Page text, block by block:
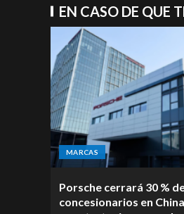
EN CASO DE QUE
MARCAS
Porsche cerrará 30 %
concesionarios en